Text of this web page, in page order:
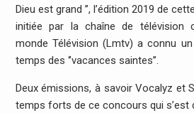
Dieu est grand ’’, l’édition 2019 de
initiée par la chaîne de télévision
monde Télévision (Lmtv) a connu
temps des ‘’vacances saintes’’.
Deux émissions, à savoir Vocalyz et
temps forts de ce concours qui s’est